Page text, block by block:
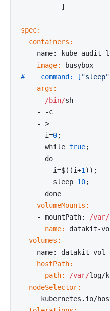
spec:
  containers:
    image:
#    command: [ "sleep"
    args:
    -
/bin/sh
    - -c
    - >
      i=
0;
      while
true;
      do
        i=$((i+
1 )) ;
        sleep
10;
    volumeMounts:
    - mountPath:
/var/
      name:
  volumes:
    hostPath:
      path:
/var/
  nodeSelector: